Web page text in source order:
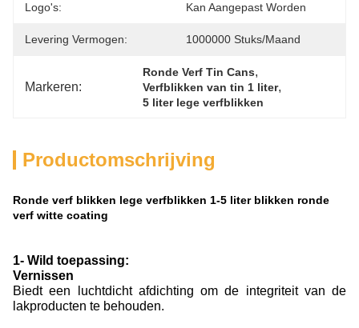
Logo's: Kan Aangepast Worden
Levering Vermogen: 1000000 Stuks/maand
Markeren:
Ronde Verf Tin Cans,
Verfblikken van tin 1 liter,
5 liter lege verfblikken
Productomschrijving
Ronde verf blikken lege verfblikken 1-5 liter blikken ronde
verf witte coating
1- Wild toepassing:
Vernissen
Biedt een luchtdicht afdichting om de integriteit van de
lakproducten te behouden.